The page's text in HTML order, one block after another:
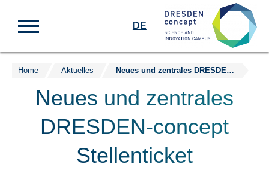
DE
Home Aktuelles Neues und zentrales DRESDEN-concept Stellenticket
Neues und zentrales
DRESDEN-concept
Stellenticket